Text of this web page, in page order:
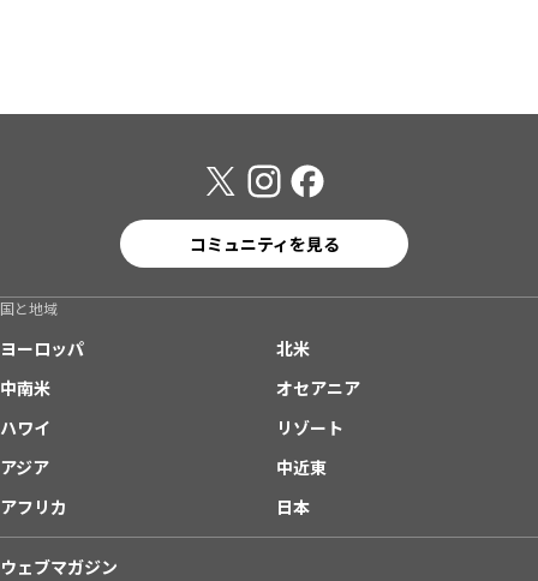
コミュニティを見る
国と地域
ヨーロッパ
北米
中南米
オセアニア
ハワイ
リゾート
アジア
中近東
アフリカ
日本
ウェブマガジン